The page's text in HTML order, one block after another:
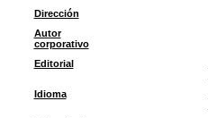
Dirección
Autor
corporativo
Editorial
Idioma